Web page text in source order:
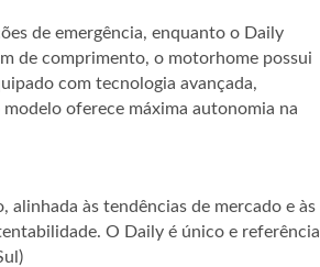
de emergência, enquanto o Daily
de comprimento, o motorhome possui
com tecnologia avançada,
oferece máxima autonomia na
alinhada às tendências de mercado e às
O Daily é único e referência